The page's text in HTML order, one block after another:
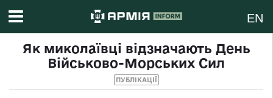
EN
Як миколаївці відзначають День
Військово-Морських Сил
ПУБЛІКАЦІЇ